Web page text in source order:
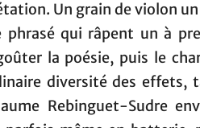
Un grain de violon un
phrasé qui râpent un à
la poésie, puis le
diversité des effets,
Rebinguet-Sudre